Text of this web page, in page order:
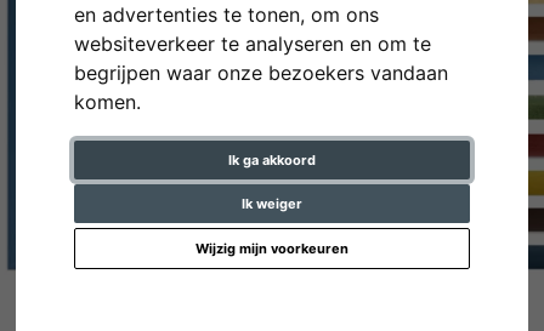
en advertenties te tonen, om ons
websiteverkeer te analyseren en om te
begrijpen waar onze bezoekers vandaan
komen.
Ik ga akkoord
Ik weiger
Wijzig mijn voorkeuren
Terug